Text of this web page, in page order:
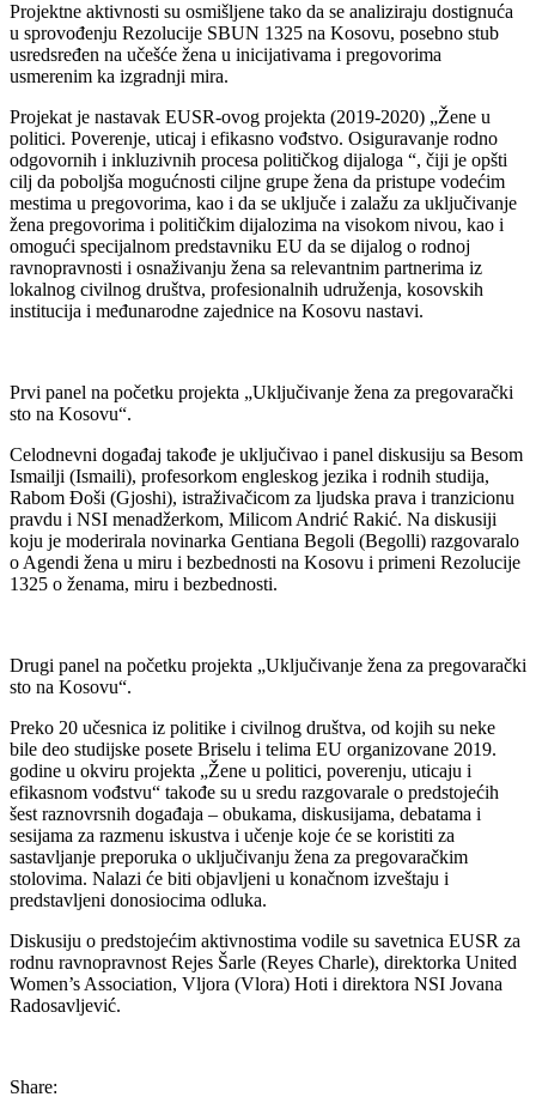
Projektne aktivnosti su osmišljene tako da se analiziraju dostignuća
u sprovođenju Rezolucije SBUN 1325 na Kosovu, posebno stub
usredsređen na učešće žena u inicijativama i pregovorima
usmerenim ka izgradnji mira.
Projekat je nastavak EUSR-ovog projekta (2019-2020) „Žene u
politici. Poverenje, uticaj i efikasno vođstvo. Osiguravanje rodno
odgovornih i inkluzivnih procesa političkog dijaloga “, čiji je opšti
cilj da poboljša mogućnosti ciljne grupe žena da pristupe vodećim
mestima u pregovorima, kao i da se uključe i zalažu za uključivanje
žena pregovorima i političkim dijalozima na visokom nivou, kao i
omogući specijalnom predstavniku EU da se dijalog o rodnoj
ravnopravnosti i osnaživanju žena sa relevantnim partnerima iz
lokalnog civilnog društva, profesionalnih udruženja, kosovskih
institucija i međunarodne zajednice na Kosovu nastavi.
Prvi panel na početku projekta „Uključivanje žena za pregovarački
sto na Kosovu“.
Celodnevni događaj takođe je uključivao i panel diskusiju sa Besom
Ismailji (Ismaili), profesorkom engleskog jezika i rodnih studija,
Rabom Đoši (Gjoshi), istraživačicom za ljudska prava i tranzicionu
pravdu i NSI menadžerkom, Milicom Andrić Rakić. Na diskusiji
koju je moderirala novinarka Gentiana Begoli (Begolli) razgovaralo
o Agendi žena u miru i bezbednosti na Kosovu i primeni Rezolucije
1325 o ženama, miru i bezbednosti.
Drugi panel na početku projekta „Uključivanje žena za pregovarački
sto na Kosovu“.
Preko 20 učesnica iz politike i civilnog društva, od kojih su neke
bile deo studijske posete Briselu i telima EU organizovane 2019.
godine u okviru projekta „Žene u politici, poverenju, uticaju i
efikasnom vođstvu“ takođe su u sredu razgovarale o predstojećih
šest raznovrsnih događaja – obukama, diskusijama, debatama i
sesijama za razmenu iskustva i učenje koje će se koristiti za
sastavljanje preporuka o uključivanju žena za pregovaračkim
stolovima. Nalazi će biti objavljeni u konačnom izveštaju i
predstavljeni donosiocima odluka.
Diskusiju o predstojećim aktivnostima vodile su savetnica EUSR za
rodnu ravnopravnost Rejes Šarle (Reyes Charle), direktorka United
Women’s Association, Vljora (Vlora) Hoti i direktora NSI Jovana
Radosavljević.
Share: